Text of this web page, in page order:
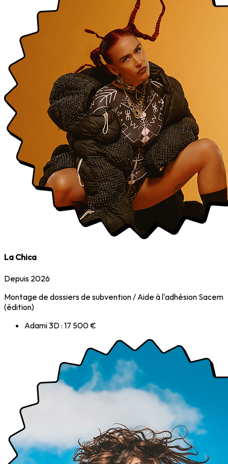
La Chica
Depuis 2026
Montage de dossiers de subvention / Aide à l'adhésion Sacem
(édition)
Adami 3D : 17 500 €